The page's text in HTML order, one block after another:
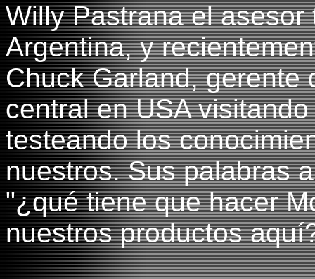
Willy Pastrana el
Argentina, y
Chuck Garland, gerente
central en USA
testeando los
nuestros. Sus palabras
"¿qué tiene que hacer
nuestros productos